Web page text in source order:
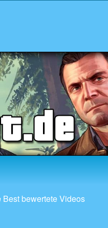
Best bewertete Videos